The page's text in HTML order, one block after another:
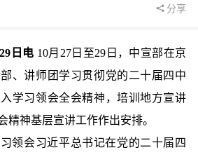
分享
日电 10月27日至29日，中宣部在京
、讲师团学习贯彻党的二十届四中
学习领会全会精神，培训地方宣讲
精神基层宣讲工作作出安排。
会习近平总书记在党的二十届四